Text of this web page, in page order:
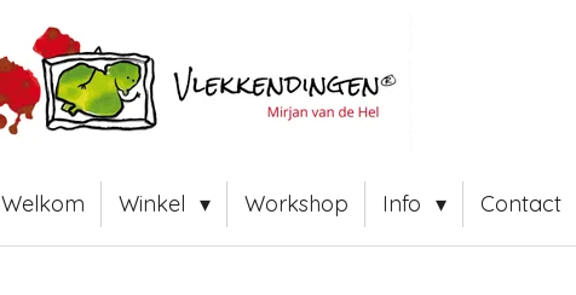
Welkom Winkel Workshop Info Contact